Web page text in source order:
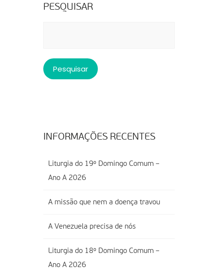
PESQUISAR
INFORMAÇÕES RECENTES
Liturgia do 19º Domingo Comum –
Ano A 2026
A missão que nem a doença travou
A Venezuela precisa de nós
Liturgia do 18º Domingo Comum –
Ano A 2026